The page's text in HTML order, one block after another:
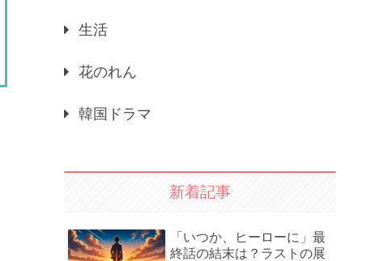
生活
花のれん
韓国ドラマ
新着記事
「いつか、ヒーローに」最
終話の結末は？ラストの展